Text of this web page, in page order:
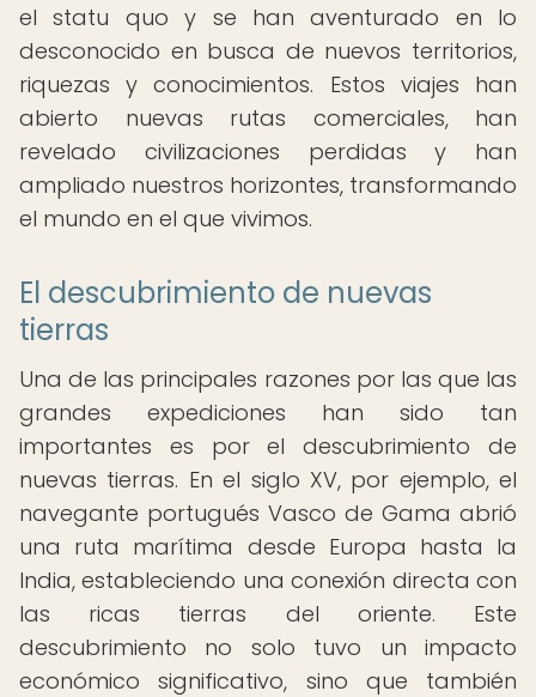
el statu quo y se han aventurado en lo
desconocido en busca de nuevos territorios,
riquezas y conocimientos. Estos viajes han
abierto nuevas rutas comerciales, han
revelado civilizaciones perdidas y han
ampliado nuestros horizontes, transformando
el mundo en el que vivimos.
El descubrimiento de nuevas
tierras
Una de las principales razones por las que las
grandes expediciones han sido tan
importantes es por el descubrimiento de
nuevas tierras. En el siglo XV, por ejemplo, el
navegante portugués Vasco de Gama abrió
una ruta marítima desde Europa hasta la
India, estableciendo una conexión directa con
las ricas tierras del oriente. Este
descubrimiento no solo tuvo un impacto
económico significativo, sino que también